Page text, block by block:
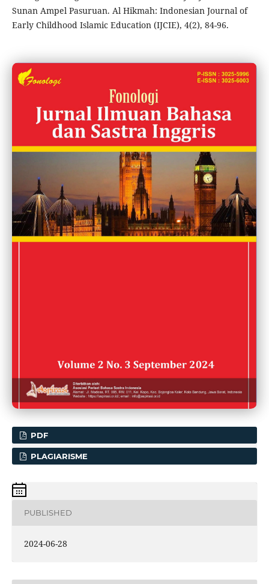
Sunan Ampel Pasuruan. Al Hikmah: Indonesian Journal of
Early Childhood Islamic Education (IJCIE), 4(2), 84-96.
PDF
PLAGIARISME
PUBLISHED
2024-06-28